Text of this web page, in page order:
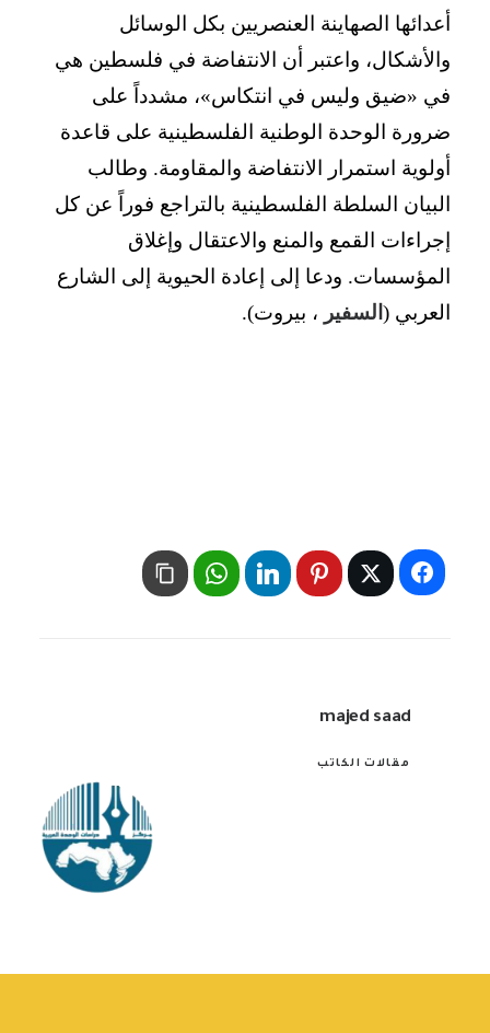
أعدائها الصهاينة العنصريين بكل الوسائل
والأشكال، واعتبر أن الانتفاضة في فلسطين هي
في «ضيق وليس في انتكاس»، مشدداً على
ضرورة الوحدة الوطنية الفلسطينية على قاعدة
أولوية استمرار الانتفاضة والمقاومة. وطالب
البيان السلطة الفلسطينية بالتراجع فوراً عن كل
إجراءات القمع والمنع والاعتقال وإغلاق
المؤسسات. ودعا إلى إعادة الحيوية إلى الشارع
العربي ( السفير ، بيروت).
majed saad
مقالات الكاتب